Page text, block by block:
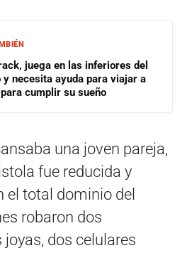
juega en las inferiores del
necesita ayuda para viajar a
para cumplir su sueño
una joven pareja,
fue reducida y
el total dominio del
robaron dos
dos celulares